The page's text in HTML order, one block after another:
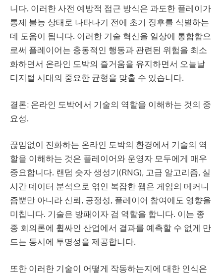
니다. 이러한 사전 예방적 접근 방식은 과도한 플레이가
통제 불능 상태로 나타나기 전에 초기 징후를 식별하는
데 도움이 됩니다. 이러한 기술 혁신을 일상에 통합함으
로써 플레이어는 충동적인 행동과 관련된 위험을 최소
화하면서 온라인 도박의 즐거움을 유지하면서 오늘날
디지털 시대의 중요한 균형을 맞출 수 있습니다.
결론: 온라인 도박에서 기술의 역할을 이해하는 것의 중
요성.
끊임없이 진화하는 온라인 도박의 환경에서 기술의 역
할을 이해하는 것은 플레이어와 운영자 모두에게 매우
중요합니다. 랜덤 숫자 생성기(RNG), 고급 알고리즘, 실
시간 데이터 분석으로 엮인 복잡한 웹은 게임의 메커니
즘뿐만 아니라 신뢰, 공정성, 플레이어 참여에도 영향을
미칩니다. 기술은 방패이자 검 역할을 합니다. 이는 종
종 회의론에 휩싸인 산업에서 결과를 예측할 수 없게 만
드는 동시에 투명성을 제공합니다.
또한 이러한 기술이 어떻게 작동하는지에 대한 인식은